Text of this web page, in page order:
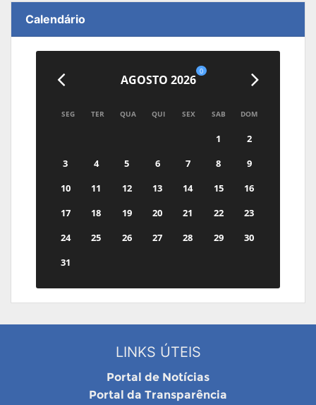
Calendário
AGOSTO 2026
0
SEG TER QUA QUI SEX SAB DOM
1
2
3
4 5 6 7 8
9
10
11 12 13 14 15
16
17
18 19 20 21 22
23
24
25 26 27 28 29
30
31
LINKS ÚTEIS
Portal de Notícias
Portal da Transparência